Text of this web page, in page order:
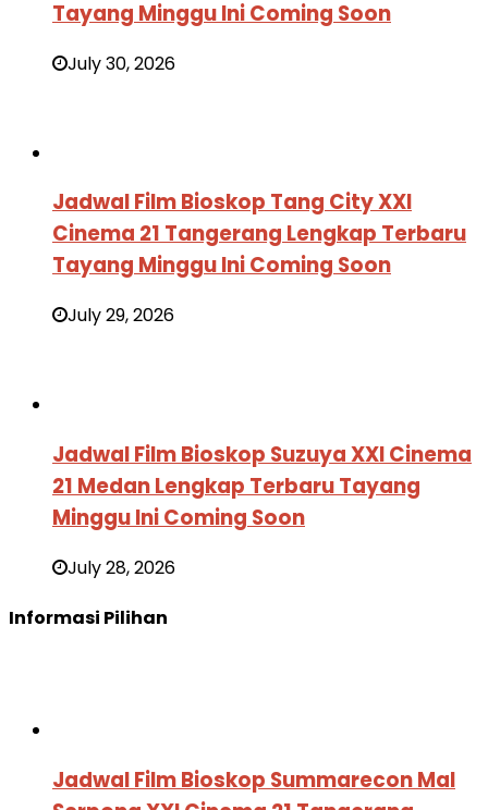
Tayang Minggu Ini Coming Soon
July 30, 2026
Jadwal Film Bioskop Tang City XXI
Cinema 21 Tangerang Lengkap Terbaru
Tayang Minggu Ini Coming Soon
July 29, 2026
Jadwal Film Bioskop Suzuya XXI Cinema
21 Medan Lengkap Terbaru Tayang
Minggu Ini Coming Soon
July 28, 2026
Informasi Pilihan
Jadwal Film Bioskop Summarecon Mal